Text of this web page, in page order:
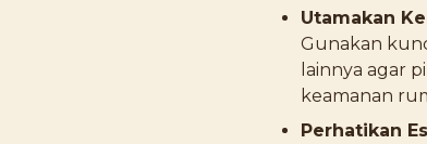
Utamakan
Gunakan
lainnya agar
keamanan
Perhatikan